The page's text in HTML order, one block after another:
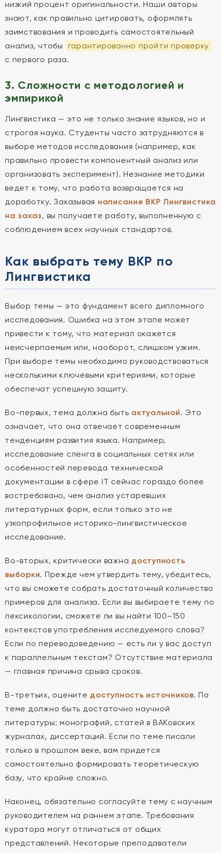
низкий процент оригинальности. Наши авторы
знают, как правильно цитировать, оформлять
заимствования и проводить самостоятельный
анализ, чтобы
гарантированно пройти проверку
с первого раза.
3. Сложности с методологией и
эмпирикой
Лингвистика — это не только знание языков, но и
строгая наука. Студенты часто затрудняются в
выборе методов исследования (например, как
правильно провести компонентный анализ или
организовать эксперимент). Незнание методики
ведет к тому, что работа возвращается на
доработку. Заказывая написание ВКР Лингвистика
на заказ, вы получаете работу, выполненную с
соблюдением всех научных стандартов.
Как выбрать тему ВКР по
Лингвистика
Выбор темы — это фундамент всего дипломного
исследования. Ошибка на этом этапе может
привести к тому, что материал окажется
неисчерпаемым или, наоборот, слишком узким.
При выборе темы необходимо руководствоваться
несколькими ключевыми критериями, которые
обеспечат успешную защиту.
Во-первых, тема должна быть актуальной. Это
означает, что она отвечает современным
тенденциям развития языка. Например,
исследование сленга в социальных сетях или
особенностей перевода технической
документации в сфере IT сейчас гораздо более
востребовано, чем анализ устаревших
литературных форм, если только это не
узкопрофильное историко-лингвистическое
исследование.
Во-вторых, критически важна доступность
выборки. Прежде чем утвердить тему, убедитесь,
что вы сможете собрать достаточный количество
примеров для анализа. Если вы выбираете тему по
лексикологии, сможете ли вы найти 100–150
контекстов употребления исследуемого слова?
Если по переводоведению — есть ли у вас доступ
к параллельным текстам? Отсутствие материала
— главная причина срыва сроков.
В-третьих, оцените доступность источников. По
теме должно быть достаточно научной
литературы: монографий, статей в ВАКовских
журналах, диссертаций. Если по теме писали
только в прошлом веке, вам придется
самостоятельно формировать теоретическую
базу, что крайне сложно.
Наконец, обязательно согласуйте тему с научным
руководителем на раннем этапе. Требования
куратора могут отличаться от общих
представлений. Некоторые преподаватели